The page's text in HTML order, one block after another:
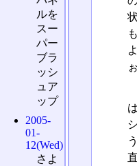
ルを
スー
パー
ブラ
ッシ
ュア
ップ
2005-
01-
12(Wed)
さよ